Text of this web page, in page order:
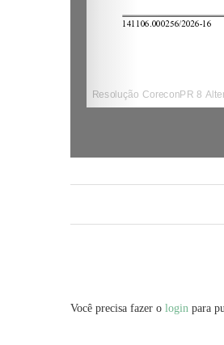
Você precisa fazer o login para